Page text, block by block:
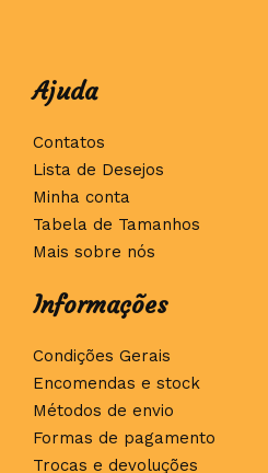
Ajuda
Contatos
Lista de Desejos
Minha conta
Tabela de Tamanhos
Mais sobre nós
Informações
Condições Gerais
Encomendas e stock
Métodos de envio
Formas de pagamento
Trocas e devoluções